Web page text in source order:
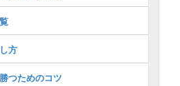
方
つためのコツ